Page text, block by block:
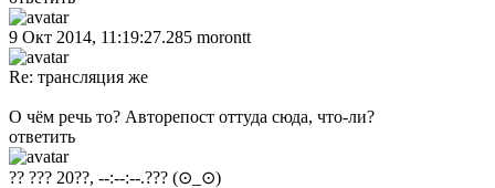
9 Окт 2014, 11:19:27.285 morontt
Re: трансляция же
О чём речь то? Авторепост оттуда сюда, что-ли?
ответить
?? ??? 20??, --:--:--.??? (⊙_⊙)